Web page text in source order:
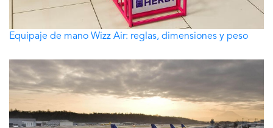
Equipaje de mano Wizz Air: reglas, dimensiones y peso